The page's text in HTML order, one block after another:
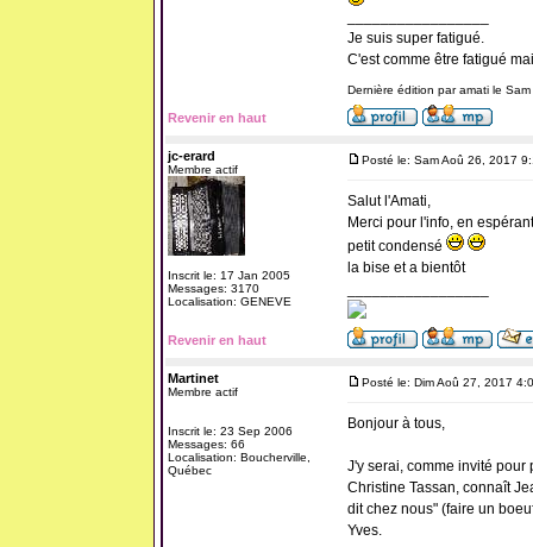
Je suis super fatigué.
C'est comme être fatigué
Dernière édition par amati le
Revenir en haut
jc-erard
Membre actif
Inscrit le: 17 Jan 2005
Messages: 3170
Localisation: GENEVE
Posté le: Sam Aoû 26, 2017
Salut l'Amati,
Merci pour l'info, en
petit condensé
la bise et a bientôt
Revenir en haut
Martinet
Membre actif
Inscrit le: 23 Sep 2006
Messages: 66
Localisation: Boucherville,
Québec
Posté le: Dim Aoû 27, 2017
Bonjour à tous,
J'y serai, comme invité
Christine Tassan, connaît
dit chez nous" (faire un
Yves.